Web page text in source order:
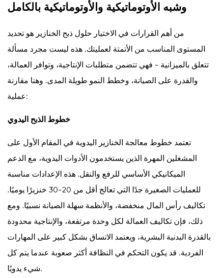
وشبه الأوتوماتيكية والأوتوماتيكية بالكامل
من أهم القرارات في الاختيار حلول ذبح الخنازير هو تحديد
المستوى المناسب من الأتمتة لعمليتك. هذه ليست مجرد مسألة
تتعلق بالميزانية - فهي تتضمن متطلبات الإنتاجية، وتوافر العمالة،
والقدرة على الصيانة، وخطط النمو طويلة المدى. وهنا مقارنة
عملية:
خطوط الذبح اليدوي
تعتمد خطوط معالجة الخنازير اليدوية في المقام الأول على
المشغلين المهرة الذين يستخدمون الأدوات اليدوية، مع الدعم
الميكانيكي الأساسي للرفع والنقل. هذه الإعدادات مناسبة
للعمليات الصغيرة جدًا التي تعالج أقل من 20-30 خنزيرًا يوميًا.
تكاليف رأس المال منخفضة، والأنظمة سهلة الصيانة نسبيًا. ومع
ذلك، فإن تكاليف العمالة لكل وحدة مرتفعة، والإنتاجية محدودة
بالقدرة البدنية البشرية، ويعتمد الاتساق بشكل كبير على المهارات
الفردية. قد يكون التحكم في النظافة أكثر صعوبة عندما يتم كل
شيء يدويًا.